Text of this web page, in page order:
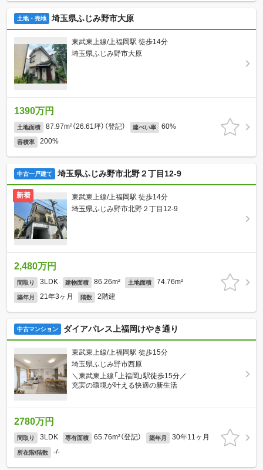
土地・売地 埼玉県ふじみ野市大原
東武東上線/上福岡駅 徒歩14分
埼玉県ふじみ野市大原
1390万円
土地面積 87.97m²（26.61坪）（登記） 建ぺい率 60%
容積率 200%
中古一戸建て 埼玉県ふじみ野市北野２丁目12-9
新着
東武東上線/上福岡駅 徒歩14分
埼玉県ふじみ野市北野２丁目12-9
2,480万円
間取り 3LDK 建物面積 86.26m² 土地面積 74.76m²
築年月 21年3ヶ月 階数 2階建
中古マンション ダイアパレス上福岡けやき通り
東武東上線/上福岡駅 徒歩15分
埼玉県ふじみ野市西原
＼東武東上線「上福岡」駅徒歩15分／
充実の環境が叶える快適の新生活
2780万円
間取り 3LDK 専有面積 65.76m²（登記） 築年月 30年11ヶ月
所在階/階数 -/-